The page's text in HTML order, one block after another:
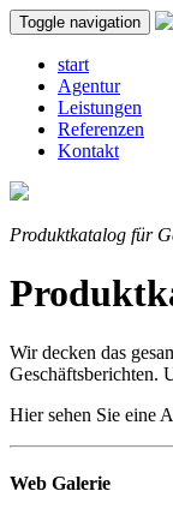
Toggle navigation
start
Agentur
Leistungen
Referenzen
Kontakt
Produktkatalog für
Wir decken das
Geschäftsberichten.
Hier sehen Sie eine
Web Galerie